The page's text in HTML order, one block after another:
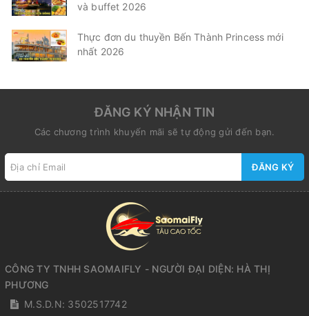
và buffet 2026
Thực đơn du thuyền Bến Thành Princess mới
nhất 2026
ĐĂNG KÝ NHẬN TIN
Các chương trình khuyến mãi sẽ tự động gửi đến bạn.
ĐĂNG KÝ
CÔNG TY TNHH SAOMAIFLY - NGƯỜI ĐẠI DIỆN: HÀ THỊ
PHƯƠNG
M.S.D.N: 3502517742